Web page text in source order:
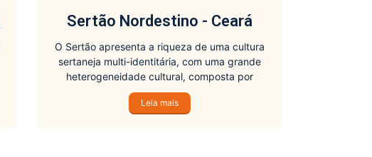
Sertão Nordestino - Ceará
O Sertão apresenta a riqueza de uma cultura
sertaneja multi-identitária, com uma grande
heterogeneidade cultural, composta por
práticas, ideias e imagens que se articulam em
múltiplos significados trazidos pela tradição.
Leia mais